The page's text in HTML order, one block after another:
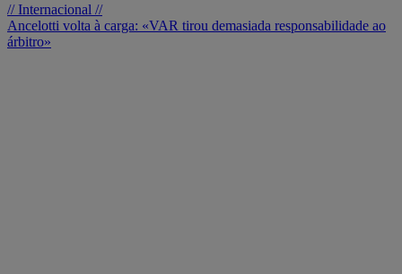
// Internacional //
Ancelotti volta à carga: «VAR tirou demasiada responsabilidade ao
árbitro»